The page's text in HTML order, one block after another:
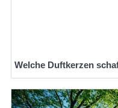
Welche Duftkerzen